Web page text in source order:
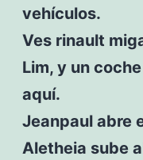
vehículos.
Ves rinault
Lim, y un
aquí.
Jeanpaul abre
Aletheia sube